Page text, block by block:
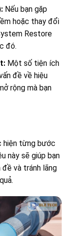
Nếu bạn gặp
hoặc thay đổi
Restore
đó.
Một số tiện ích
đề về hiệu
rộng mà bạn
hiện từng bước
này sẽ giúp bạn
đề và tránh lãng